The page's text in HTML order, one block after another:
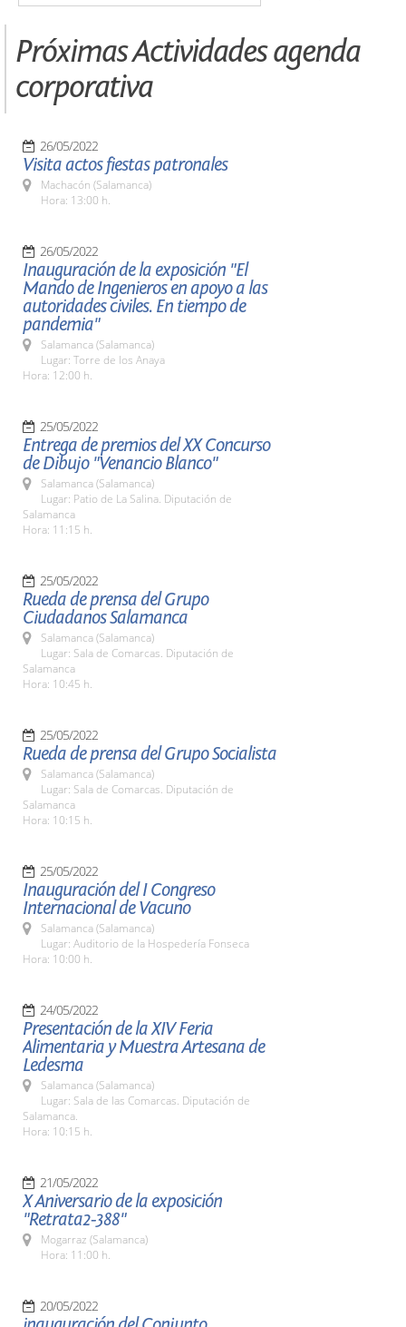
Próximas Actividades agenda
corporativa
26/05/2022
Visita actos fiestas patronales
Machacón (Salamanca)
Hora: 13:00 h.
26/05/2022
Inauguración de la exposición "El
Mando de Ingenieros en apoyo a las
autoridades civiles. En tiempo de
pandemia"
Salamanca (Salamanca)
Lugar: Torre de los Anaya
Hora: 12:00 h.
25/05/2022
Entrega de premios del XX Concurso
de Dibujo "Venancio Blanco"
Salamanca (Salamanca)
Lugar: Patio de La Salina. Diputación de
Salamanca
Hora: 11:15 h.
25/05/2022
Rueda de prensa del Grupo
Ciudadanos Salamanca
Salamanca (Salamanca)
Lugar: Sala de Comarcas. Diputación de
Salamanca
Hora: 10:45 h.
25/05/2022
Rueda de prensa del Grupo Socialista
Salamanca (Salamanca)
Lugar: Sala de Comarcas. Diputación de
Salamanca
Hora: 10:15 h.
25/05/2022
Inauguración del I Congreso
Internacional de Vacuno
Salamanca (Salamanca)
Lugar: Auditorio de la Hospedería Fonseca
Hora: 10:00 h.
24/05/2022
Presentación de la XIV Feria
Alimentaria y Muestra Artesana de
Ledesma
Salamanca (Salamanca)
Lugar: Sala de las Comarcas. Diputación de
Salamanca.
Hora: 10:15 h.
21/05/2022
X Aniversario de la exposición
"Retrata2-388"
Mogarraz (Salamanca)
Hora: 11:00 h.
20/05/2022